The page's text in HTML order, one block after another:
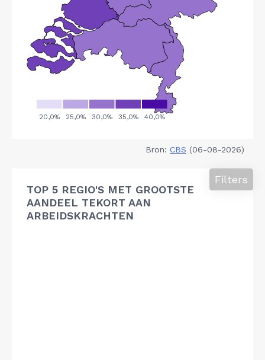
Bron: CBS (06-08-2026)
TOP 5 REGIO'S MET GROOTSTE
AANDEEL TEKORT AAN
ARBEIDSKRACHTEN
Filters